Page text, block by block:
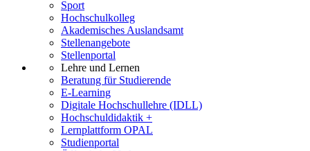
Sport
Hochschulkolleg
Akademisches Auslandsamt
Stellenangebote
Stellenportal
Lehre und Lernen
Beratung für Studierende
E-Learning
Digitale Hochschullehre (IDLL)
Hochschuldidaktik +
Lernplattform OPAL
Studienportal